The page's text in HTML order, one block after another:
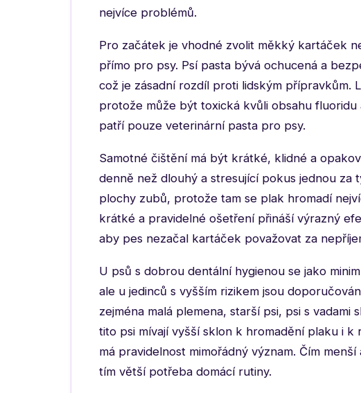
nejvíce problémů.
Pro začátek je vhodné zvolit měkký kartáček
přímo pro psy. Psí pasta bývá ochucená a
což je zásadní rozdíl proti lidským přípravkům.
protože může být toxická kvůli obsahu
patří pouze veterinární pasta pro psy.
Samotné čištění má být krátké, klidné a
denně než dlouhý a stresující pokus jednou za
plochy zubů, protože tam se plak hromadí
krátké a pravidelné ošetření přináší výrazný
aby pes nezačal kartáček považovat za
U psů s dobrou dentální hygienou se jako
ale u jedinců s vyšším rizikem jsou
zejména malá plemena, starší psi, psi s
tito psi mívají vyšší sklon k hromadění plaku i
má pravidelnost mimořádný význam. Čím
tím větší potřeba domácí rutiny.